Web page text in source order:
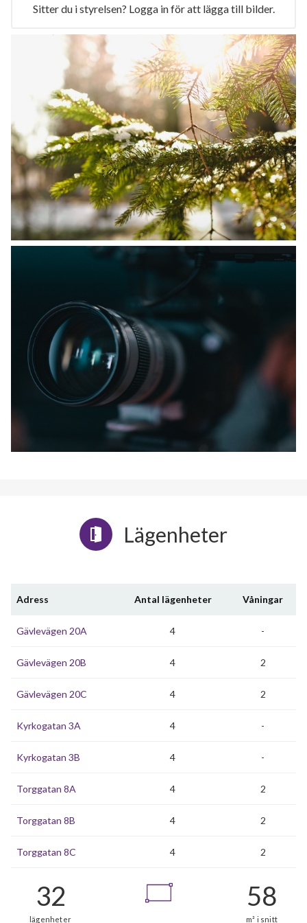
Sitter du i styrelsen? Logga in för att lägga till bilder.
Lägenheter
Adress Antal lägenheter Våningar
Gävlevägen 20A 4 -
Gävlevägen 20B 4 2
Gävlevägen 20C 4 2
Kyrkogatan 3A 4 -
Kyrkogatan 3B 4 -
Torggatan 8A 4 2
Torggatan 8B 4 2
Torggatan 8C 4 2